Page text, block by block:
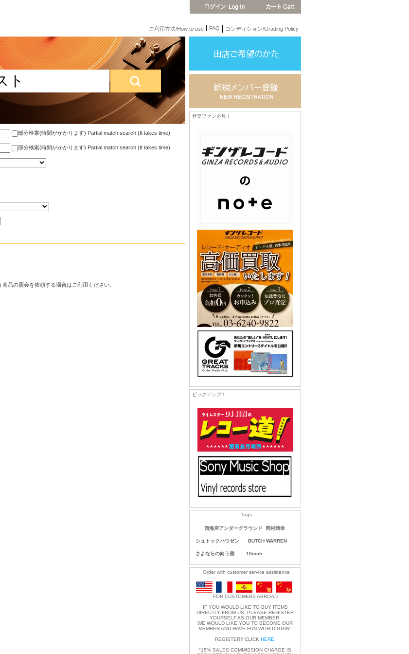
ご利用方法/How to use FAQ コンディション/Grading Policy
部分検索(時間がかかります) Partial match search (It takes time)
部分検索(時間がかかります) Partial match search (It takes time)
品の照会を依頼する場合はご利用ください。
音楽ファン必見！
ピックアップ！
Tags
西海岸アンダーグラウンド 岡村靖幸
シュトックハウゼン BUTCH WARREN
さよならの向う側 10inch
Order with customer service assistance
FOR CUSTOMERS ABROAD
IF YOU WOULD LIKE TO BUY ITEMS
DIRECTLY FROM US, PLEASE REGISTER
YOURSELF AS OUR MEMBER.
WE WOULD LIKE YOU TO BECOME OUR
MEMBER AND HAVE FUN WITH DIGGIN'!
REGISTER? CLICK HERE
*15% SALES COMMISSION CHARGE IS